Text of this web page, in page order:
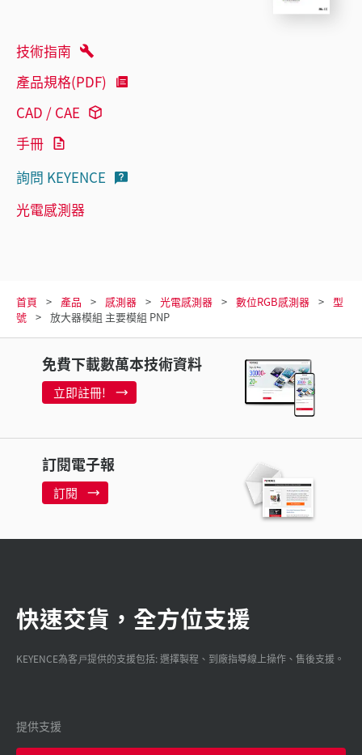
技術指南
產品規格(PDF)
CAD / CAE
手冊
詢問 KEYENCE
光電感測器
首頁 產品 感測器 光電感測器 數位RGB感測器
型
號
放大器模組 主要模組 PNP
免費下載數萬本技術資料
立即註冊!
訂閱電子報
訂閱
快速交貨，全方位支援
KEYENCE為客戸提供的支援包括: 選擇製程、到廠指導線上操作、售後支援。
提供支援